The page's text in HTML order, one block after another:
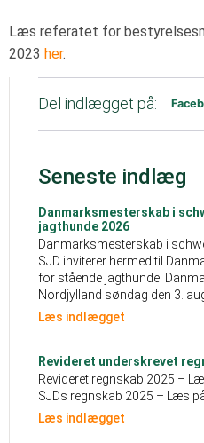
Del indlægget på:
Seneste indlæg
Danmarksmesterskab i
jagthunde 2026
Danmarksmesterskab i
SJD inviterer hermed til
for stående jagthunde.
Nordjylland søndag den 3.
Læs indlægget
Revideret underskrevet
Revideret regnskab 2025 –
SJDs regnskab 2025 – Læs
Læs indlægget
Læs referatet for
2023 her.